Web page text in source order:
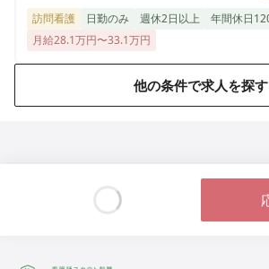
徒歩で9分
訪問看護 日勤のみ 週休2日以上
年間休日
月給28.1万円〜33.1万円
他の条件で求人を探す